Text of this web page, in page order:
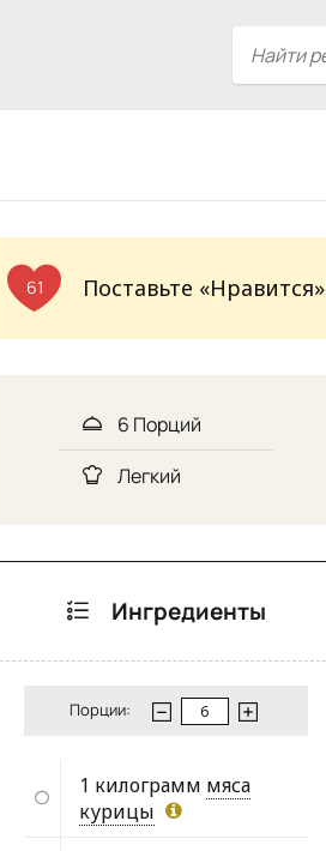
61 Поставьте «Нравится»
6 Порций
Легкий
Ингредиенты
Порции:
1 килограмм мяса
курицы